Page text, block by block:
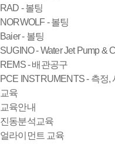
RAD - 볼팅
NORWOLF - 볼팅
Baier - 볼팅
SUGINO - Water Jet Pump &
REMS - 배관공구
PCE INSTRUMENTS - 측정,
교육
교육안내
진동분석교육
얼라이먼트 교육